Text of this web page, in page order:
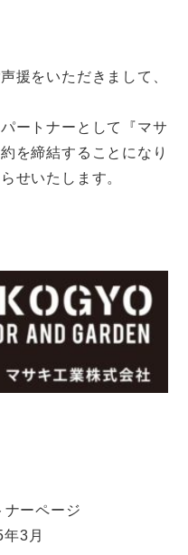
援をいただきまして、
ートナーとして『マサ
を締結することになり
せいたします。
ナーページ
3月